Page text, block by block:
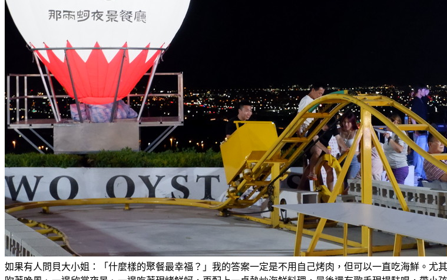
如果有人問貝大小姐：「什麼樣的聚餐最幸福？」我的答案一定是不用自己烤肉，但可以一直吃海鮮。